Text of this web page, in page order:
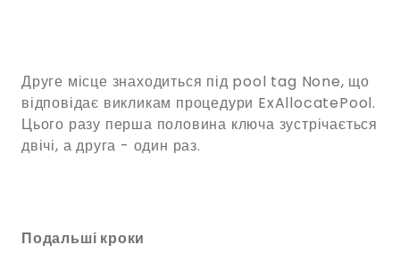
Друге місце знаходиться під pool tag None, що
відповідає викликам процедури ExAllocatePool.
Цього разу перша половина ключа зустрічається
двічі, а друга - один раз.
Подальші кроки